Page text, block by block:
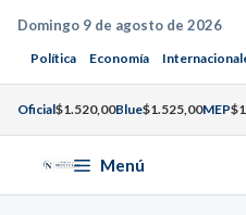
Saltar
contenido
Domingo 9 de agosto de 2026
Política Economía
Oficial$1.520,00Blue$1.525,00MEP
Menú